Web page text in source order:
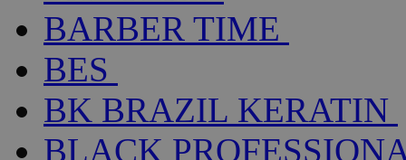
BARBER TIME
BES
BK BRAZIL KERATIN
BLACK